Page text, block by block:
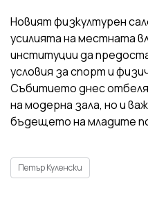
Новият физкултурен
усилията на местната
институции да
условия за спорт и
Събитието днес
на модерна зала, но и
бъдещето на младите
Петър Куленски